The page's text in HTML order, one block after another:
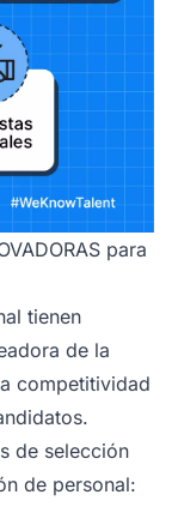
para
tienen
de la
competitividad
de selección
de personal: